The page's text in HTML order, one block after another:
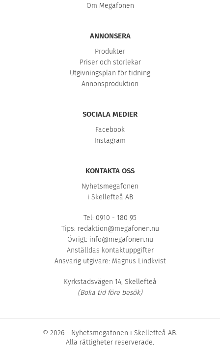
Om Megafonen
ANNONSERA
Produkter
Priser och storlekar
Utgivningsplan för tidning
Annonsproduktion
SOCIALA MEDIER
Facebook
Instagram
KONTAKTA OSS
Nyhetsmegafonen
i Skellefteå AB
Tel: 0910 - 180 95
Tips: redaktion@megafonen.nu
Övrigt: info@megafonen.nu
Anställdas kontaktuppgifter
Ansvarig utgivare: Magnus Lindkvist
Kyrkstadsvägen 14, Skellefteå
(Boka tid före besök)
© 2026 - Nyhetsmegafonen i Skellefteå AB.
Alla rättigheter reserverade.